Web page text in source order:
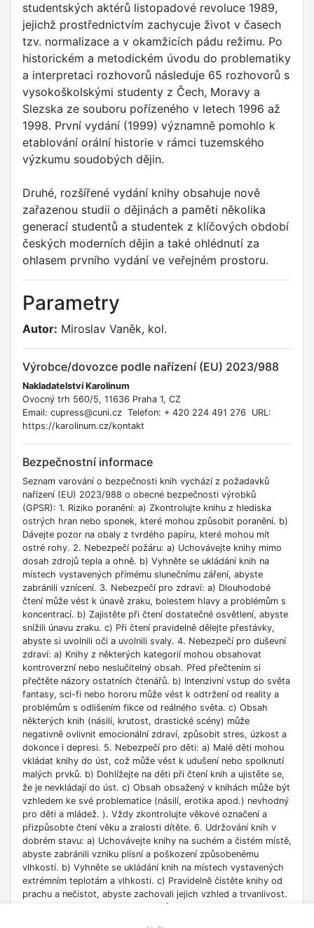
studentských aktérů listopadové revoluce 1989,
jejichž prostřednictvím zachycuje život v časech
tzv. normalizace a v okamžicích pádu režimu. Po
historickém a metodickém úvodu do problematiky
a interpretaci rozhovorů následuje 65 rozhovorů s
vysokoškolskými studenty z Čech, Moravy a
Slezska ze souboru pořízeného v letech 1996 až
1998. První vydání (1999) významně pomohlo k
etablování orální historie v rámci tuzemského
výzkumu soudobých dějin.
Druhé, rozšířené vydání knihy obsahuje nově
zařazenou studii o dějinách a paměti několika
generací studentů a studentek z klíčových období
českých moderních dějin a také ohlédnutí za
ohlasem prvního vydání ve veřejném prostoru.
Parametry
Autor: Miroslav Vaněk, kol.
Výrobce/dovozce podle nařízení (EU) 2023/988
Nakladatelství Karolinum
Ovocný trh 560/5, 11636 Praha 1, CZ
Email: cupress@cuni.cz Telefon: + 420 224 491 276 URL:
https://karolinum.cz/kontakt
Bezpečnostní informace
Seznam varování o bezpečnosti knih vychází z požadavků
nařízení (EU) 2023/988 o obecné bezpečnosti výrobků
(GPSR): 1. Riziko poranění: a) Zkontrolujte knihu z hlediska
ostrých hran nebo sponek, které mohou způsobit poranění. b)
Dávejte pozor na obaly z tvrdého papíru, které mohou mít
ostré rohy. 2. Nebezpečí požáru: a) Uchovávejte knihy mimo
dosah zdrojů tepla a ohně. b) Vyhněte se ukládání knih na
místech vystavených přímému slunečnímu záření, abyste
zabránili vznícení. 3. Nebezpečí pro zdraví: a) Dlouhodobé
čtení může vést k únavě zraku, bolestem hlavy a problémům s
koncentrací. b) Zajistěte při čtení dostatečné osvětlení, abyste
snížili únavu zraku. c) Při čtení pravidelně dělejte přestávky,
abyste si uvolnili oči a uvolnili svaly. 4. Nebezpečí pro duševní
zdraví: a) Knihy z některých kategorií mohou obsahovat
kontroverzní nebo neslučitelný obsah. Před přečtením si
přečtěte názory ostatních čtenářů. b) Intenzivní vstup do světa
fantasy, sci-fi nebo hororu může vést k odtržení od reality a
problémům s odlišením fikce od reálného světa. c) Obsah
některých knih (násilí, krutost, drastické scény) může
negativně ovlivnit emocionální zdraví, způsobit stres, úzkost a
dokonce i depresi. 5. Nebezpečí pro děti: a) Malé děti mohou
vkládat knihy do úst, což může vést k udušení nebo spolknutí
malých prvků. b) Dohlížejte na děti při čtení knih a ujistěte se,
že je nevkládají do úst. c) Obsah obsažený v knihách může být
vzhledem ke své problematice (násilí, erotika apod.) nevhodný
pro děti a mládež. ). Vždy zkontrolujte věkové označení a
přizpůsobte čtení věku a zralosti dítěte. 6. Udržování knih v
dobrém stavu: a) Uchovávejte knihy na suchém a čistém místě,
abyste zabránili vzniku plísní a poškození způsobenému
vlhkostí. b) Vyhněte se ukládání knih na místech vystavených
extrémním teplotám a vlhkosti. c) Pravidelně čistěte knihy od
prachu a nečistot, abyste zachovali jejich vzhled a trvanlivost.